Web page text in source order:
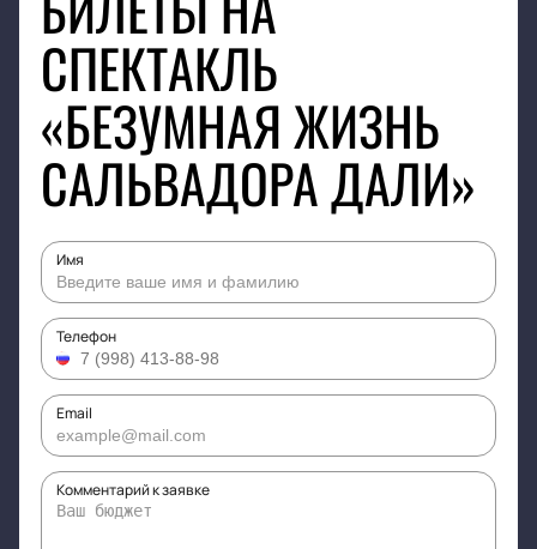
СПЕКТАКЛЬ
«БЕЗУМНАЯ ЖИЗНЬ
САЛЬВАДОРА ДАЛИ»
Имя
Телефон
Email
Комментарий к заявке